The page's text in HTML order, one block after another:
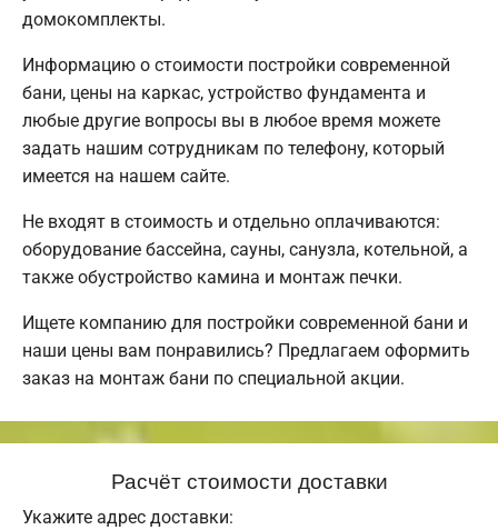
домокомплекты.
Информацию о стоимости постройки современной
бани, цены на каркас, устройство фундамента и
любые другие вопросы вы в любое время можете
задать нашим сотрудникам по телефону, который
имеется на нашем сайте.
Не входят в стоимость и отдельно оплачиваются:
оборудование бассейна, сауны, санузла, котельной, а
также обустройство камина и монтаж печки.
Ищете компанию для постройки современной бани и
наши цены вам понравились? Предлагаем оформить
заказ на монтаж бани по специальной акции.
Расчёт стоимости доставки
Укажите адрес доставки: